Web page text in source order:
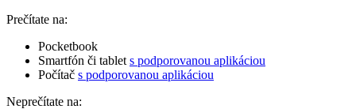
Prečítate na:
Pocketbook
Smartfón či tablet s podporovanou aplikáciou
Počítač s podporovanou aplikáciou
Neprečítate na: